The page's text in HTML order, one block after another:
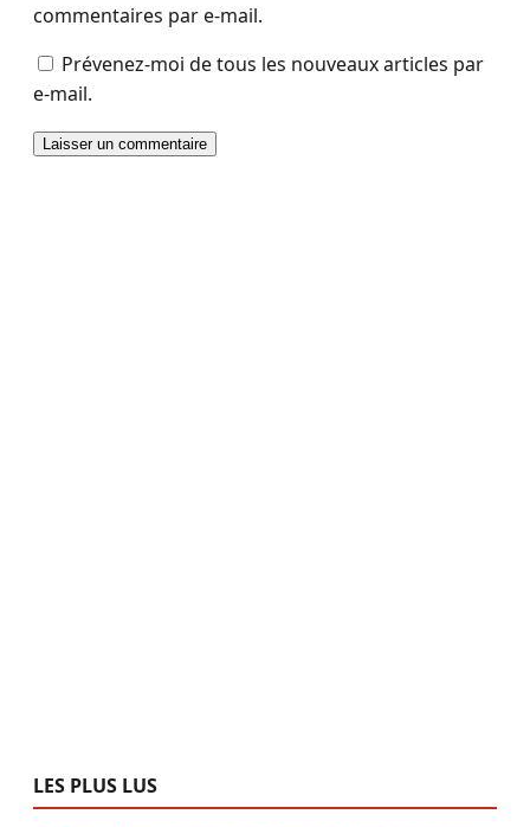
commentaires par e-mail.
Prévenez-moi de tous les nouveaux articles par
e-mail.
LES PLUS LUS